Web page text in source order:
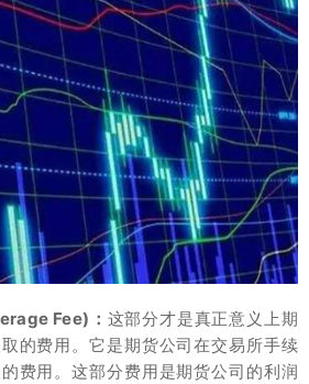
Fee)： 这部分才是真正意义上期
的费用。它是期货公司在交易所手续
费用。这部分费用是期货公司的利润